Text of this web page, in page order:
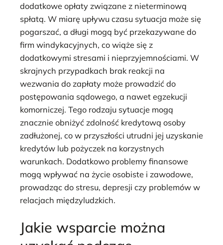
dodatkowe opłaty związane z nieterminową
spłatą. W miarę upływu czasu sytuacja może się
pogarszać, a długi mogą być przekazywane do
firm windykacyjnych, co wiąże się z
dodatkowymi stresami i nieprzyjemnościami. W
skrajnych przypadkach brak reakcji na
wezwania do zapłaty może prowadzić do
postępowania sądowego, a nawet egzekucji
komorniczej. Tego rodzaju sytuacje mogą
znacznie obniżyć zdolność kredytową osoby
zadłużonej, co w przyszłości utrudni jej uzyskanie
kredytów lub pożyczek na korzystnych
warunkach. Dodatkowo problemy finansowe
mogą wpływać na życie osobiste i zawodowe,
prowadząc do stresu, depresji czy problemów w
relacjach międzyludzkich.
Jakie wsparcie można